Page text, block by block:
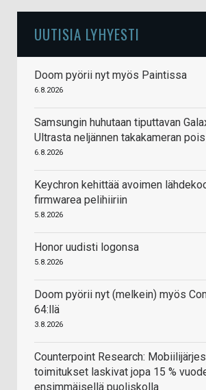
UUTISIA LYHYESTI
Doom pyörii nyt myös Paintissa
6.8.2026
Samsungin huhutaan tiputtavan
Ultrasta neljännen takakameran pois
6.8.2026
Keychron kehittää avoimen
firmwarea pelihiiriin
5.8.2026
Honor uudisti logonsa
5.8.2026
Doom pyörii nyt (melkein) myös
64:llä
3.8.2026
Counterpoint Research:
toimitukset laskivat jopa 15 %
ensimmäisellä puoliskolla